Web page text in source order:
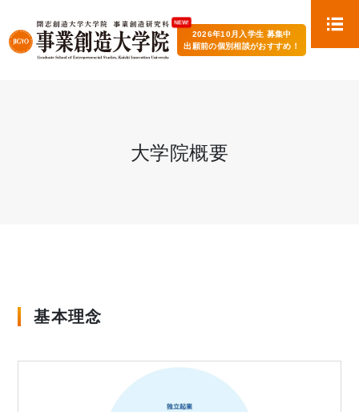
2026年10月入学生 募集中
出願前の個別相談がおすすめ！
大学院概要
基本理念